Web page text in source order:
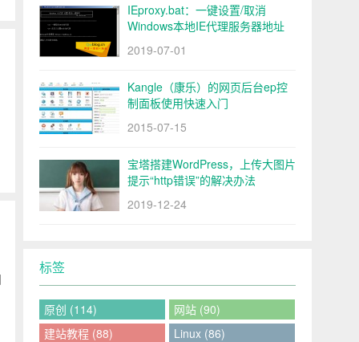
IEproxy.bat：一键设置/取消
Windows本地IE代理服务器地址
2019-07-01
Kangle（康乐）的网页后台ep控
制面板使用快速入门
2015-07-15
宝塔搭建WordPress，上传大图片
提示“http错误”的解决办法
2019-12-24
标签
原创 (114)
网站 (90)
建站教程 (88)
Linux (86)